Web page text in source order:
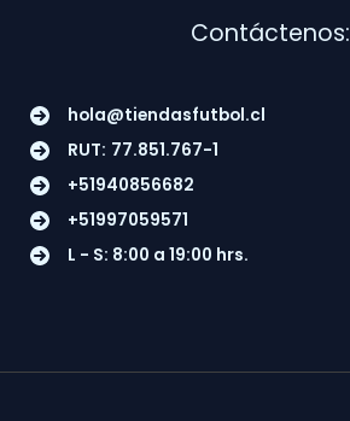
Contáctenos:
hola@tiendasfutbol.cl
RUT: 77.851.767-1
+51940856682
+51997059571
L - S: 8:00 a 19:00 hrs.